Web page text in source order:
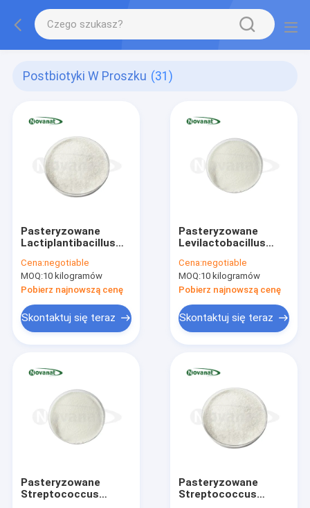
Postbiotyki W Proszku (31)
Pasteryzowane
Lactiplantibacillus
Postbiotyki w
proszku
Wegańskie/Bez
alergenów/Bez
glutenu/Bez nabiału
Cena:negotiable
MOQ:10 kilogramów
Pobierz najnowszą cenę
Skontaktuj się teraz
Pasteryzowane
Levilactobacillus
Postbiotyki w
proszku
Wegańskie/Bez
alergenów/
produktów
mlecznych
Cena:negotiable
MOQ:10 kilogramów
Pobierz najnowszą cenę
Skontaktuj się teraz
Pasteryzowane
Streptococcus
Pasteryzowane
Streptococcus